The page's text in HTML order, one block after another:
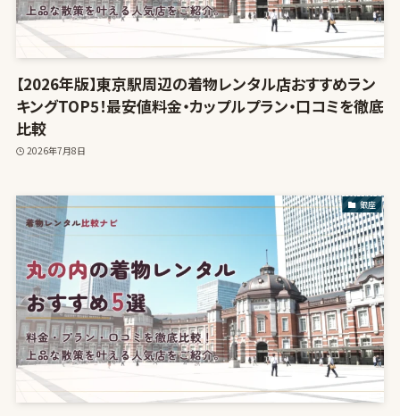
【2026年版】東京駅周辺の着物レンタル店おすすめラン
キングTOP5！最安値料金・カップルプラン・口コミを徹底
比較
2026年7月8日
銀座